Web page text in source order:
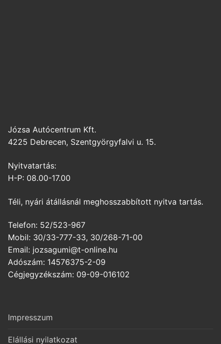
Józsa Autócentrum Kft.
4225 Debrecen, Szentgyörgyfalvi u. 15.
Nyitvatartás:
H-P: 08.00-17.00
Téli, nyári átállásnál meghosszabbított nyitva tartás.
Telefon: 52/523-967
Mobil: 30/33-777-33, 30/268-71-00
Email: jozsagumi@t-online.hu
Adószám: 14576375-2-09
Cégjegyzékszám: 09-09-016102
Impresszum
Elállási nyilatkozat